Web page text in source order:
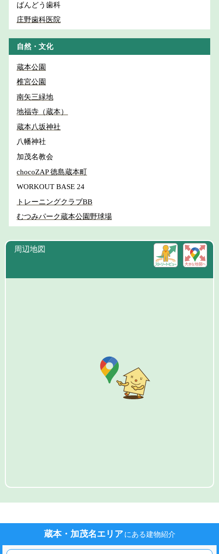
ばんどう歯科
庄野歯科医院
自然・文化
蔵本公園
椎宮公園
南矢三緑地
地福寺（蔵本）
蔵本八坂神社
八幡神社
加茂名教会
chocoZAP 徳島蔵本町
WORKOUT BASE 24
トレーニングクラブBB
むつみパーク蔵本公園野球場
周辺地図
蔵本・加茂名エリア にある建物紹介